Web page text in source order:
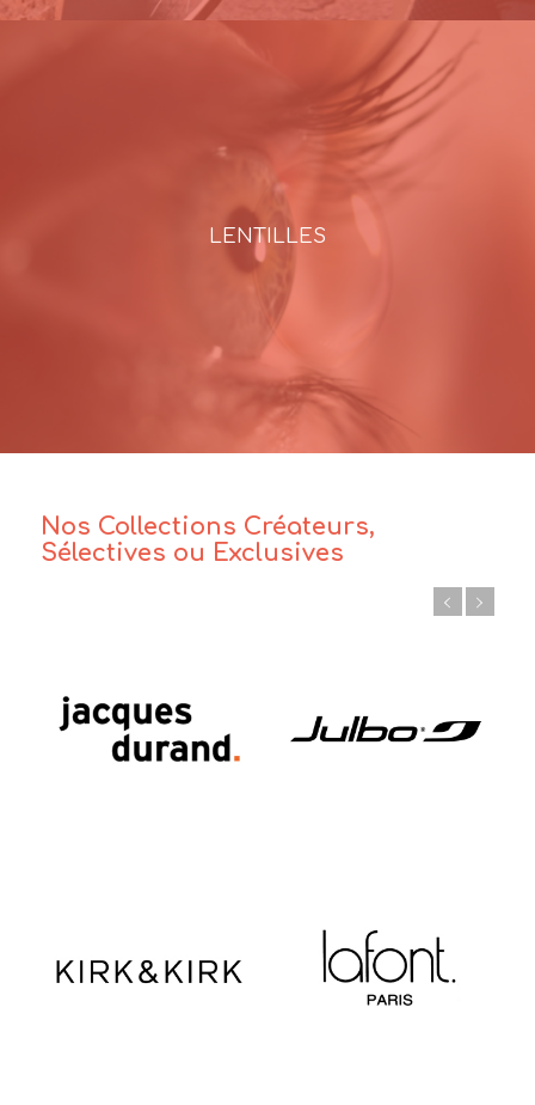
LENTILLES
Nos Collections Créateurs,
Sélectives ou Exclusives